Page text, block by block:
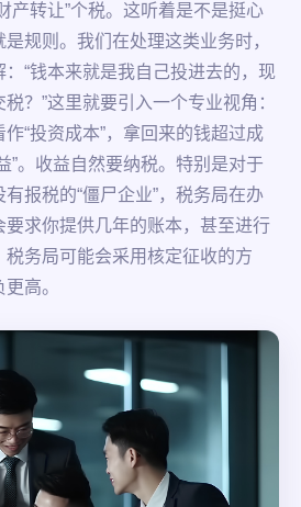
产转让”个税。这听着是不是挺心
规则。我们在处理这类业务时，
“钱本来就是我自己投进去的，现
？”这里就要引入一个专业视角：
“投资成本”，拿回来的钱超过成
”。收益自然要纳税。特别是对于
报税的“僵尸企业”，税务局在办
要求你提供几年的账本，甚至进行
务局可能会采用核定征收的方
高。